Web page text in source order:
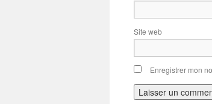
Site web
Enregistrer mon